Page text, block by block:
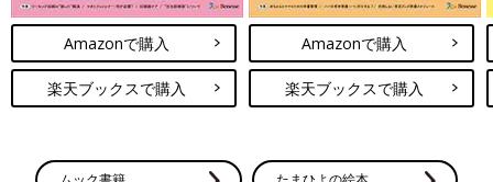
Amazonで購入
楽天ブックスで購入
Amazonで購入
楽天ブックスで購入